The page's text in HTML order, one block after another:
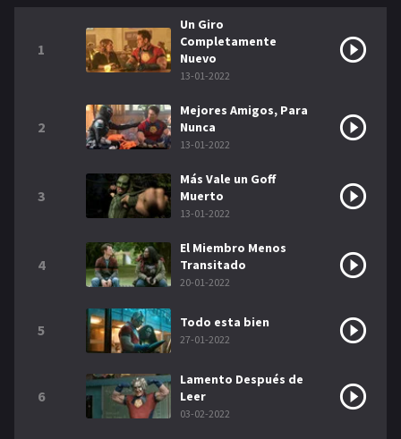
1
Un Giro
Completamente
Nuevo
13-01-2022
2
Mejores Amigos, Para
Nunca
13-01-2022
3
Más Vale un Goff
Muerto
13-01-2022
4
El Miembro Menos
Transitado
20-01-2022
5 Todo esta bien
27-01-2022
6
Lamento Después de
Leer
03-02-2022